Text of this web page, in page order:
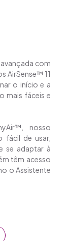
com
AirSense™ 11
o início e a
mais fáceis e
nosso
fácil de usar,
se adaptar à
têm acesso
o Assistente